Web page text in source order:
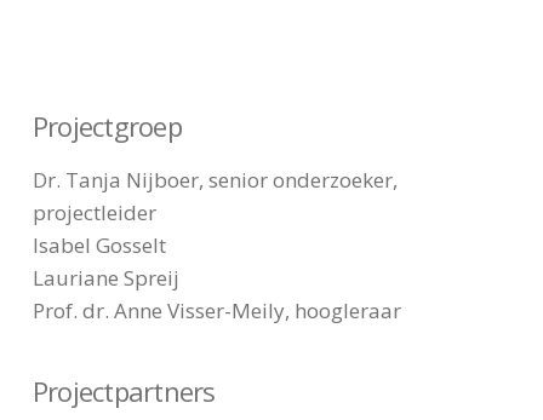
Projectgroep
Dr. Tanja Nijboer, senior onderzoeker,
projectleider
Isabel Gosselt
Lauriane Spreij
Prof. dr. Anne Visser-Meily, hoogleraar
Projectpartners